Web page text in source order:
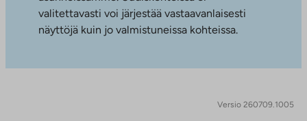
valitettavasti voi järjestää vastaavanlaisesti
näyttöjä kuin jo valmistuneissa kohteissa.
Versio 260709.1005